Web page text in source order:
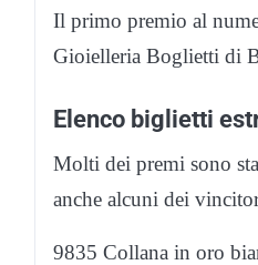
Il primo premio al
Gioielleria Boglietti di
Elenco biglietti
Molti dei premi sono
anche alcuni dei
9835 Collana in oro